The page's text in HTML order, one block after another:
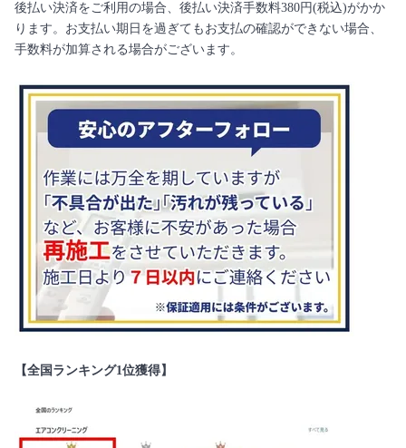
後払い決済をご利用の場合、後払い決済手数料380円(税込)がかか
ります。お支払い期日を過ぎてもお支払の確認ができない場合、
手数料が加算される場合がございます。
【全国ランキング1位獲得】